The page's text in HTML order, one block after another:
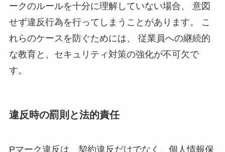
ークのルールを十分に理解していない場合、 意図
せず違反行為を行ってしまうことがあります。 こ
れらのケースを防ぐためには、 従業員への継続的
な教育と、セキュリティ対策の強化が不可欠で
す。
違反時の罰則と法的責任
Pマーク違反は、契約違反だけでなく、個人情報保